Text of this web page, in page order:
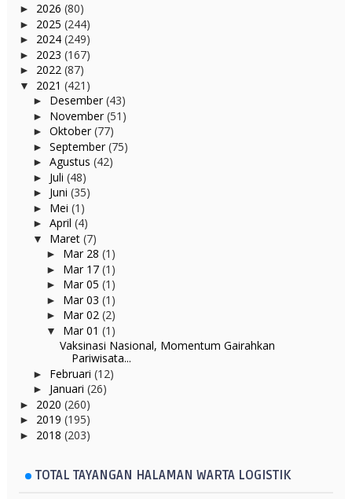
► 2026 (80)
► 2025 (244)
► 2024 (249)
► 2023 (167)
► 2022 (87)
▼ 2021 (421)
► Desember(43)
► November(51)
► Oktober(77)
► September(75)
► Agustus (42)
► Juli (48)
► Juni (35)
► Mei (1)
► April (4)
▼ Maret (7)
► Mar 28 (1)
► Mar 17 (1)
► Mar 05 (1)
► Mar 03 (1)
► Mar 02 (2)
▼ Mar 01 (1)
Vaksinasi Nasional, Momentum Gairahkan
Pariwisata...
► Februari (12)
► Januari (26)
► 2020 (260)
► 2019 (195)
► 2018 (203)
TOTAL TAYANGAN HALAMAN WARTA LOGISTIK